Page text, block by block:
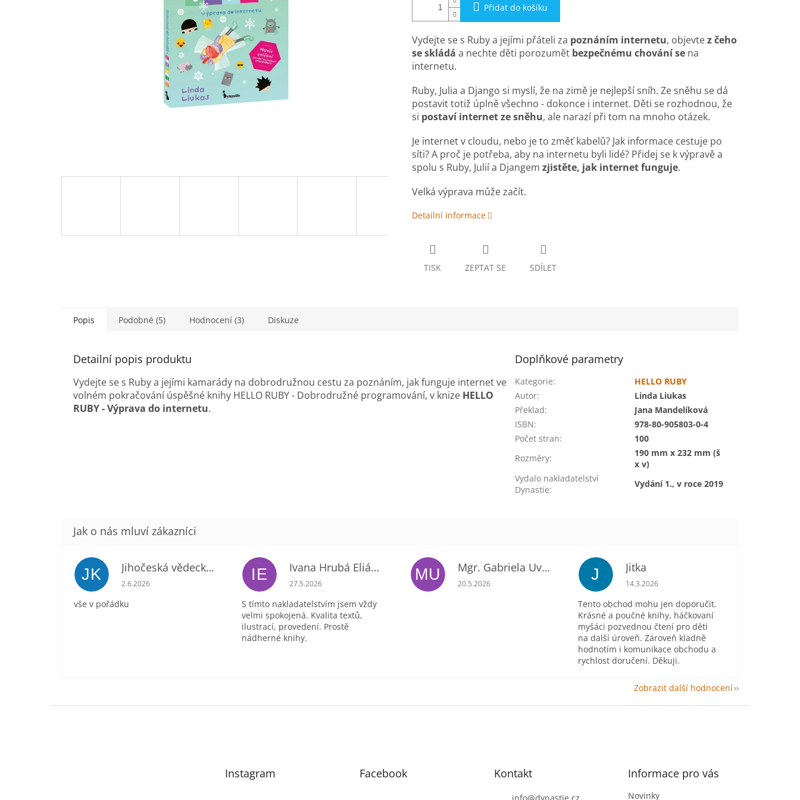
Přidat do košíku
Vydejte se s Ruby a jejími přáteli za poznáním internetu, objevtez čeho
se skládá a nechte děti porozumět bezpečnému chováníse na
internetu.
Ruby, Julia a Django si myslí, že na zimě je nejlepší sníh. Ze sněhu se dá
postavit totiž úplně všechno - dokonce i internet. Děti se rozhodnou, že
si postaví internet ze sněhu, ale narazí při tom na mnoho otázek.
Je internet v cloudu, nebo je to změť kabelů? Jak informace cestuje po
síti? A proč je potřeba, aby na internetu byli lidé? Přidej se k výpravě a
spolu s Ruby, Julií a Djangem zjistěte, jak internet funguje.
Velká výprava může začít.
Detailní informace
TISK ZEPTAT SE SDÍLET
Popis Podobné (5) Hodnocení (3) Diskuze
Detailní popis produktu
Vydejte se s Ruby a jejími kamarády na dobrodružnou cestu za poznáním, jak funguje internet ve
volném pokračování úspěšné knihy HELLO RUBY - Dobrodružné programování, v knize HELLO
RUBY - Výprava do internetu.
Doplňkové parametry
Kategorie:
HELLO RUBY
Autor:
Linda Liukas
Překlad:
Jana Mandelíková
ISBN:
978-80-905803-0-4
Počet stran:
100
Rozměry:
190 mm x 232 mm (š
x v)
Vydalo nakladatelství
Dynastie:
Vydání 1., v roce 2019
JK Jihočeská vědecká knihovna
Hodnocení obchodu je 5 z 5 hvězdiček.
2.6.2026
vše v pořádku
IE Ivana Hrubá Eliášová
Hodnocení obchodu je 5 z 5 hvězdiček.
27.5.2026
S tímto nakladatelstvím jsem vždy
velmi spokojená. Kvalita textů,
ilustrací, provedení. Prostě
nádherné knihy.
MU Mgr. Gabriela Uvírová
Hodnocení obchodu je 5 z 5 hvězdiček.
20.5.2026
J Jitka
Hodnocení obchodu je 5 z 5 hvězdiček.
14.3.2026
Tento obchod mohu jen doporučit.
Krásné a poučné knihy, háčkovaní
myšáci pozvednou čtení pro děti
na další úroveň. Zároveň kladně
hodnotím i komunikace obchodu a
rychlost doručení. Děkuji.
Zobrazit další hodnocení
Instagram Facebook Kontakt Informace pro vás
Novinky